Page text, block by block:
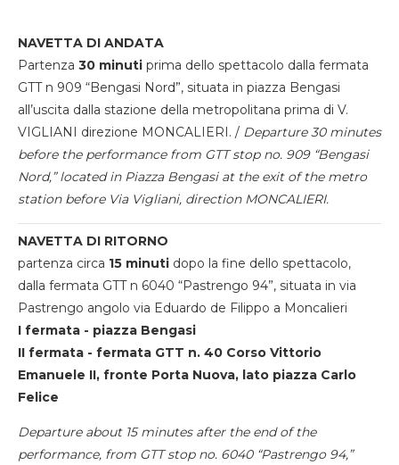
NAVETTA DI ANDATA
Partenza 30 minuti prima dello spettacolo dalla fermata
GTT n 909 “Bengasi Nord”, situata in piazza Bengasi
all’uscita dalla stazione della metropolitana prima di V.
VIGLIANI direzione MONCALIERI. / Departure 30 minutes
before the performance from GTT stop no. 909 “Bengasi
Nord,” located in Piazza Bengasi at the exit of the metro
station before Via Vigliani, direction MONCALIERI.
NAVETTA DI RITORNO
partenza circa 15 minuti dopo la fine dello spettacolo,
dalla fermata GTT n 6040 “Pastrengo 94”, situata in via
Pastrengo angolo via Eduardo de Filippo a Moncalieri
I fermata - piazza Bengasi
II fermata - fermata GTT n. 40 Corso Vittorio
Emanuele II, fronte Porta Nuova, lato piazza Carlo
Felice
Departure about 15 minutes after the end of the
performance, from GTT stop no. 6040 “Pastrengo 94,”